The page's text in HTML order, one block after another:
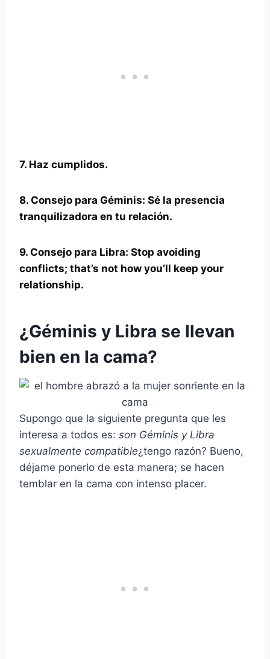
7. Haz cumplidos.
8. Consejo para Géminis: Sé la presencia
tranquilizadora en tu relación.
9. Consejo para Libra: Stop avoiding
conflicts; that’s not how you’ll keep your
relationship.
¿Géminis y Libra se llevan
bien en la cama?
Supongo que la siguiente pregunta que les
interesa a todos es: son Géminis y Libra
sexualmente compatible¿tengo razón? Bueno,
déjame ponerlo de esta manera; se hacen
temblar en la cama con intenso placer.